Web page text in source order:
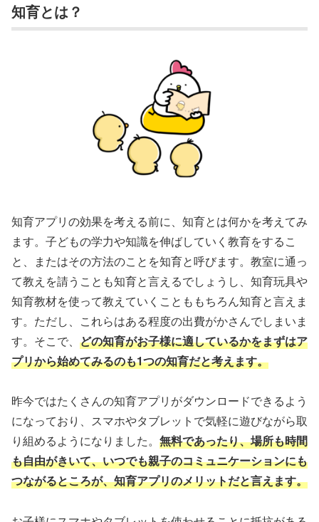
知育とは？
知育アプリの効果を考える前に、知育とは何かを考えてみ
ます。子どもの学力や知識を伸ばしていく教育をするこ
と、またはその方法のことを知育と呼びます。教室に通っ
て教えを請うことも知育と言えるでしょうし、知育玩具や
知育教材を使って教えていくことももちろん知育と言えま
す。ただし、これらはある程度の出費がかさんでしまいま
す。そこで、 どの知育がお子様に適しているかをまずはア
プリから始めてみるのも1つの知育だと考えます。
昨今ではたくさんの知育アプリがダウンロードできるよう
になっており、スマホやタブレットで気軽に遊びながら取
り組めるようになりました。 無料であったり、場所も時間
も自由がきいて、いつでも親子のコミュニケーションにも
つながるところが、知育アプリのメリットだと言えます。